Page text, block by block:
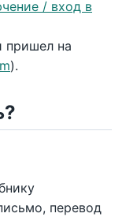
/ вход в
пришел на
).
перевод